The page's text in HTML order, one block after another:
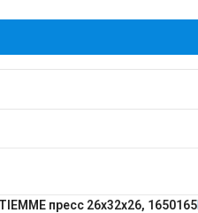
пресс 26x32x26, 1650165